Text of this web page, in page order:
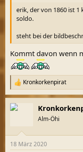
erik, der von 1860 ist 1
soldo.
steht bei der
Kommt davon wenn
R
e
a
k
e
Kronkorkenpirat
Alm-Öhi
18 März 2020